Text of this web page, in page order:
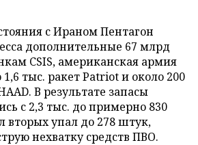
с Ираном Пентагон
дополнительные 67 млрд
CSIS, американская армия
тыс. ракет Patriot и около 200
В результате запасы
с 2,3 тыс. до примерно 830
вторых упал до 278 штук,
нехватку средств ПВО.